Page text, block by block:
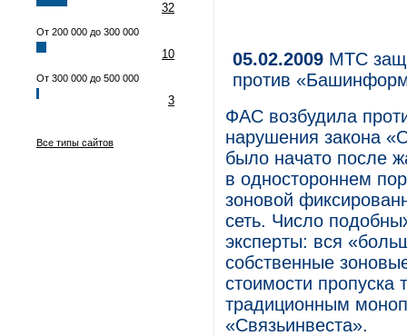
32
От 200 000 до 300 000
10
От 300 000 до 500 000
3
Все типы сайтов
05.02.2009 МТС
против
ФАС возбудила
нарушения закона
было начато после
в одностороннем
зоновой
сеть. Число
эксперты: вся
собственные
стоимости пропуска
традиционным
«Связьинвеста».